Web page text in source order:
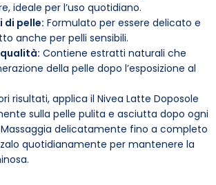
ideale per l’uso quotidiano.
pelle: Formulato per essere delicato e
anche per pelli sensibili.
Contiene estratti naturali che
della pelle dopo l’esposizione al
risultati, applica il Nivea Latte Doposole
sulla pelle pulita e asciutta dopo ogni
Massaggia delicatamente fino a completo
quotidianamente per mantenere la